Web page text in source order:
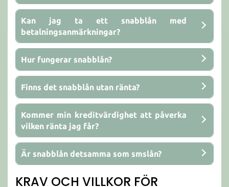
Kan jag ta ett snabblån med
betalningsanmärkningar?
Hur fungerar snabblån?
Finns det snabblån utan ränta?
Kommer min kreditvärdighet att påverka
vilken ränta jag får?
Är snabblån detsamma som smslån?
KRAV OCH VILLKOR FÖR